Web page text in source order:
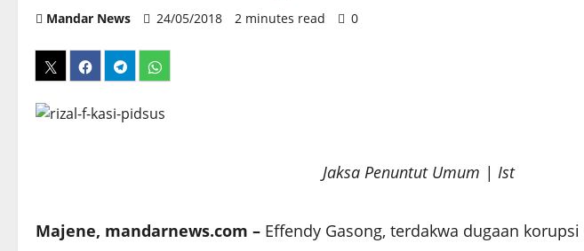
Mandar News 24/05/2018 2 minutes read 0
Jaksa Penuntut Umum | Ist
Majene, mandarnews.com – Effendy Gasong, terdakwa dugaan